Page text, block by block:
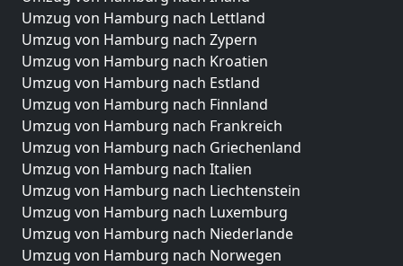
Umzug von Hamburg nach Lettland
Umzug von Hamburg nach Zypern
Umzug von Hamburg nach Kroatien
Umzug von Hamburg nach Estland
Umzug von Hamburg nach Finnland
Umzug von Hamburg nach Frankreich
Umzug von Hamburg nach Griechenland
Umzug von Hamburg nach Italien
Umzug von Hamburg nach Liechtenstein
Umzug von Hamburg nach Luxemburg
Umzug von Hamburg nach Niederlande
Umzug von Hamburg nach Norwegen